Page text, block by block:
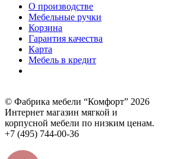
О производстве
Мебельные ручки
Корзина
Гарантия качества
Карта
Мебель в кредит
© Фабрика мебели “Комфорт” 2026
Интернет магазин мягкой и
корпусной мебели по низким ценам.
+7 (495) 744-00-36